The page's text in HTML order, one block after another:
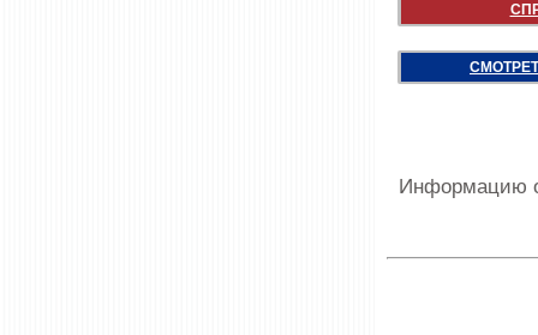
Информацию